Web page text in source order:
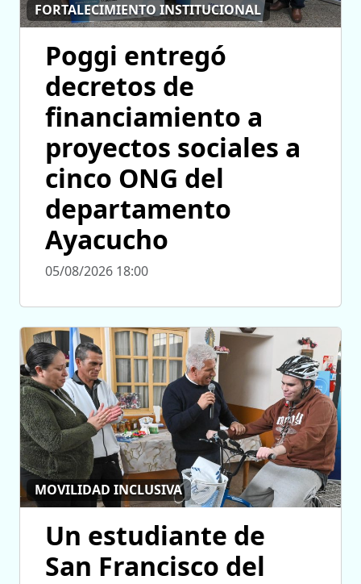
FORTALECIMIENTO INSTITUCIONAL
Poggi entregó
decretos de
financiamiento a
proyectos sociales a
cinco ONG del
departamento
Ayacucho
05/08/2026 18:00
MOVILIDAD INCLUSIVA
Un estudiante de
San Francisco del